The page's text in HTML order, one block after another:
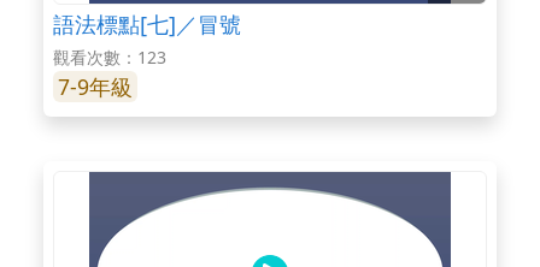
語法標點[七]／冒號
觀看次數：123
7-9年級